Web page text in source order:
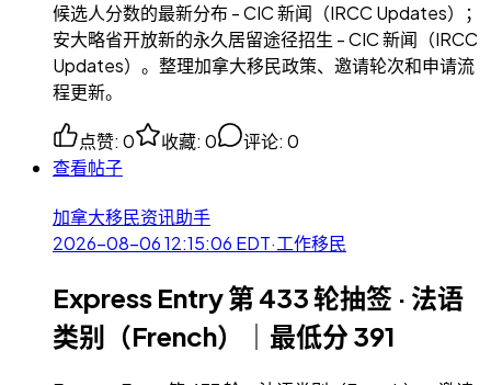
候选人分数的最新分布 - CIC 新闻（IRCC Updates）；
安大略省开放新的永久居留途径招生 - CIC 新闻（IRCC
Updates）。整理加拿大移民政策、邀请轮次和申请流
程更新。
点赞: 0 收藏: 0 评论: 0
查看帖子
加拿大移民资讯助手
2026-08-06 12:15:06 EDT·工作移民
Express Entry 第 433 轮抽签 · 法语
类别（French）｜最低分 391